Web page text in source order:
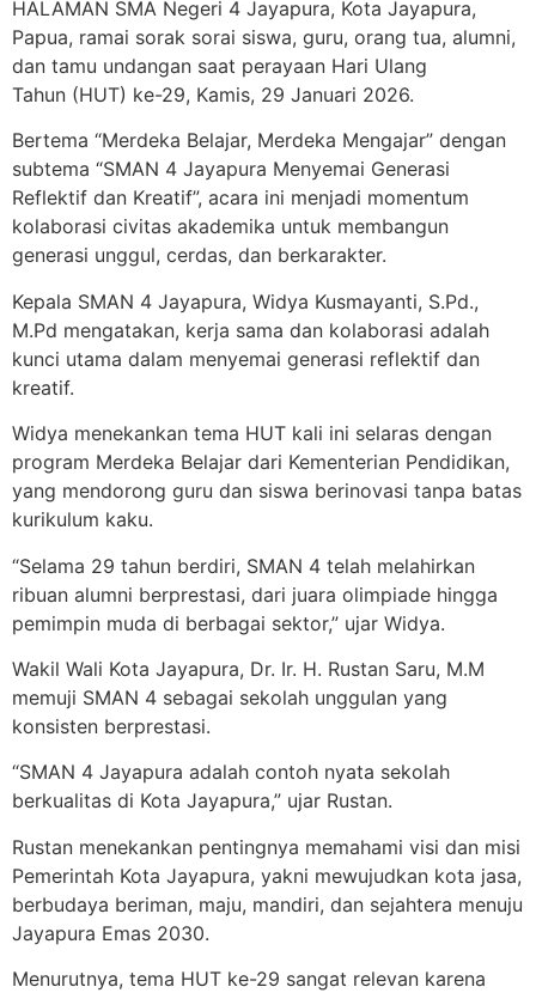
HALAMAN SMA Negeri 4 Jayapura, Kota Jayapura,
Papua, ramai sorak sorai siswa, guru, orang tua, alumni,
dan tamu undangan saat perayaan Hari Ulang
Tahun (HUT) ke-29, Kamis, 29 Januari 2026.
Bertema “Merdeka Belajar, Merdeka Mengajar” dengan
subtema “SMAN 4 Jayapura Menyemai Generasi
Reflektif dan Kreatif”, acara ini menjadi momentum
kolaborasi civitas akademika untuk membangun
generasi unggul, cerdas, dan berkarakter.
Kepala SMAN 4 Jayapura, Widya Kusmayanti, S.Pd.,
M.Pd mengatakan, kerja sama dan kolaborasi adalah
kunci utama dalam menyemai generasi reflektif dan
kreatif.
Widya menekankan tema HUT kali ini selaras dengan
program Merdeka Belajar dari Kementerian Pendidikan,
yang mendorong guru dan siswa berinovasi tanpa batas
kurikulum kaku.
“Selama 29 tahun berdiri, SMAN 4 telah melahirkan
ribuan alumni berprestasi, dari juara olimpiade hingga
pemimpin muda di berbagai sektor,” ujar Widya.
Wakil Wali Kota Jayapura, Dr. Ir. H. Rustan Saru, M.M
memuji SMAN 4 sebagai sekolah unggulan yang
konsisten berprestasi.
“SMAN 4 Jayapura adalah contoh nyata sekolah
berkualitas di Kota Jayapura,” ujar Rustan.
Rustan menekankan pentingnya memahami visi dan misi
Pemerintah Kota Jayapura, yakni mewujudkan kota jasa,
berbudaya beriman, maju, mandiri, dan sejahtera menuju
Jayapura Emas 2030.
Menurutnya, tema HUT ke-29 sangat relevan karena